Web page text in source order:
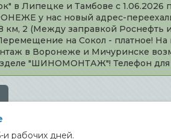
в Липецке и Тамбове с
у нас новый адрес-
2 (Между заправкой Роснефть и
на Сокол - платное! На
в Воронеже и Мичуринске
"ШИНОМОНТАЖ"! Телефон
и рабочих дней.